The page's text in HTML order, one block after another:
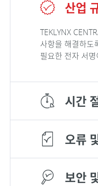
산업
TEKLYNX
사항을 해결하도
필요한 전자 서
시간
오류
보안